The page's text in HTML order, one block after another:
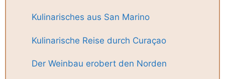
Kulinarisches aus San Marino
Kulinarische Reise durch Curaçao
Der Weinbau erobert den Norden